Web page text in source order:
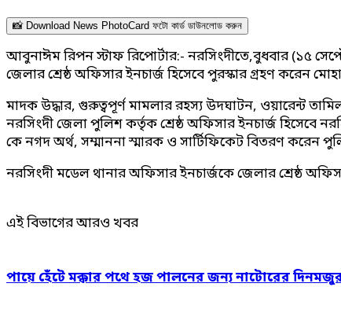
📸 Download News PhotoCard ফটো কার্ড ডাউনলোড করুন
আবুনাঈম রিপন স্টাফ রিপোর্টার:- নরসিংদীতে,বুধবার (১৫
জেলার শ্রেষ্ঠ অফিসার ইনচার্জ হিসেবে পুরস্কার গ্রহণ করেন
মাদক উদ্ধার, গুরুত্বপূর্ণ মামলার রহস্য উদঘাটন, ওয়ারেন্ট
নরসিংদী জেলা পুলিশ কর্তৃক শ্রেষ্ঠ অফিসার ইনচার্জ হিসেবে
কে নগদ অর্থ, সম্মাননা স্মারক ও সার্টিফিকেট বিতরণ করেন
নরসিংদী মডেল থানার অফিসার ইনচার্জকে জেলার শ্রেষ্ঠ
এই বিভাগের আরও খবর
পায়ে হেঁটে মক্কার পথে হজ পালনের জন্য নাটোরের